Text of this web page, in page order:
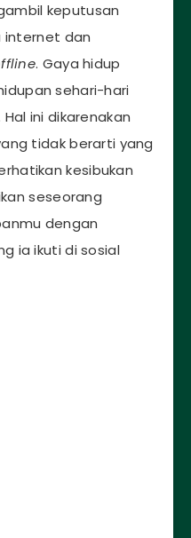
keputusan
internet dan
. Gaya hidup
sehari-hari
ini dikarenakan
tidak berarti yang
kesibukan
seseorang
dengan
ia ikuti di sosial